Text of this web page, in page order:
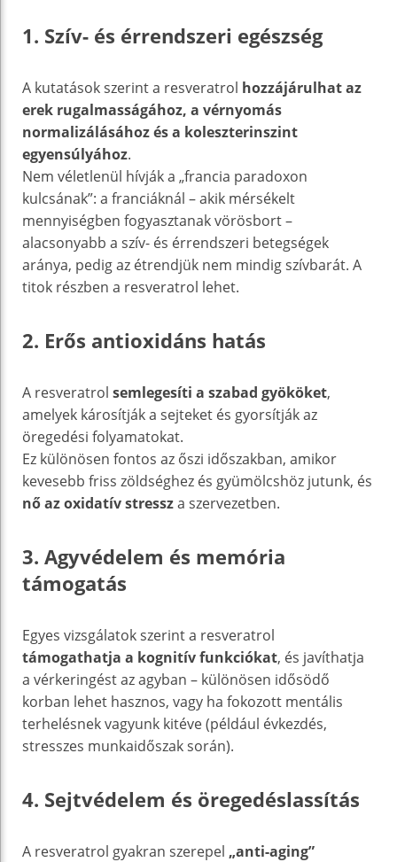
1. Szív- és érrendszeri egészség
A kutatások szerint a resveratrol hozzájárulhat az
erek rugalmasságához, a vérnyomás
normalizálásához és a koleszterinszint
egyensúlyához.
Nem véletlenül hívják a „francia paradoxon
kulcsának”: a franciáknál – akik mérsékelt
mennyiségben fogyasztanak vörösbort –
alacsonyabb a szív- és érrendszeri betegségek
aránya, pedig az étrendjük nem mindig szívbarát. A
titok részben a resveratrol lehet.
2. Erős antioxidáns hatás
A resveratrol semlegesíti a szabad gyököket,
amelyek károsítják a sejteket és gyorsítják az
öregedési folyamatokat.
Ez különösen fontos az őszi időszakban, amikor
kevesebb friss zöldséghez és gyümölcshöz jutunk, és
nő az oxidatív stressza szervezetben.
3. Agyvédelem és memória
támogatás
Egyes vizsgálatok szerint a resveratrol
támogathatja a kognitív funkciókat, és javíthatja
a vérkeringést az agyban – különösen idősödő
korban lehet hasznos, vagy ha fokozott mentális
terhelésnek vagyunk kitéve (például évkezdés,
stresszes munkaidőszak során).
4. Sejtvédelem és öregedéslassítás
A resveratrol gyakran szerepel „anti-aging”